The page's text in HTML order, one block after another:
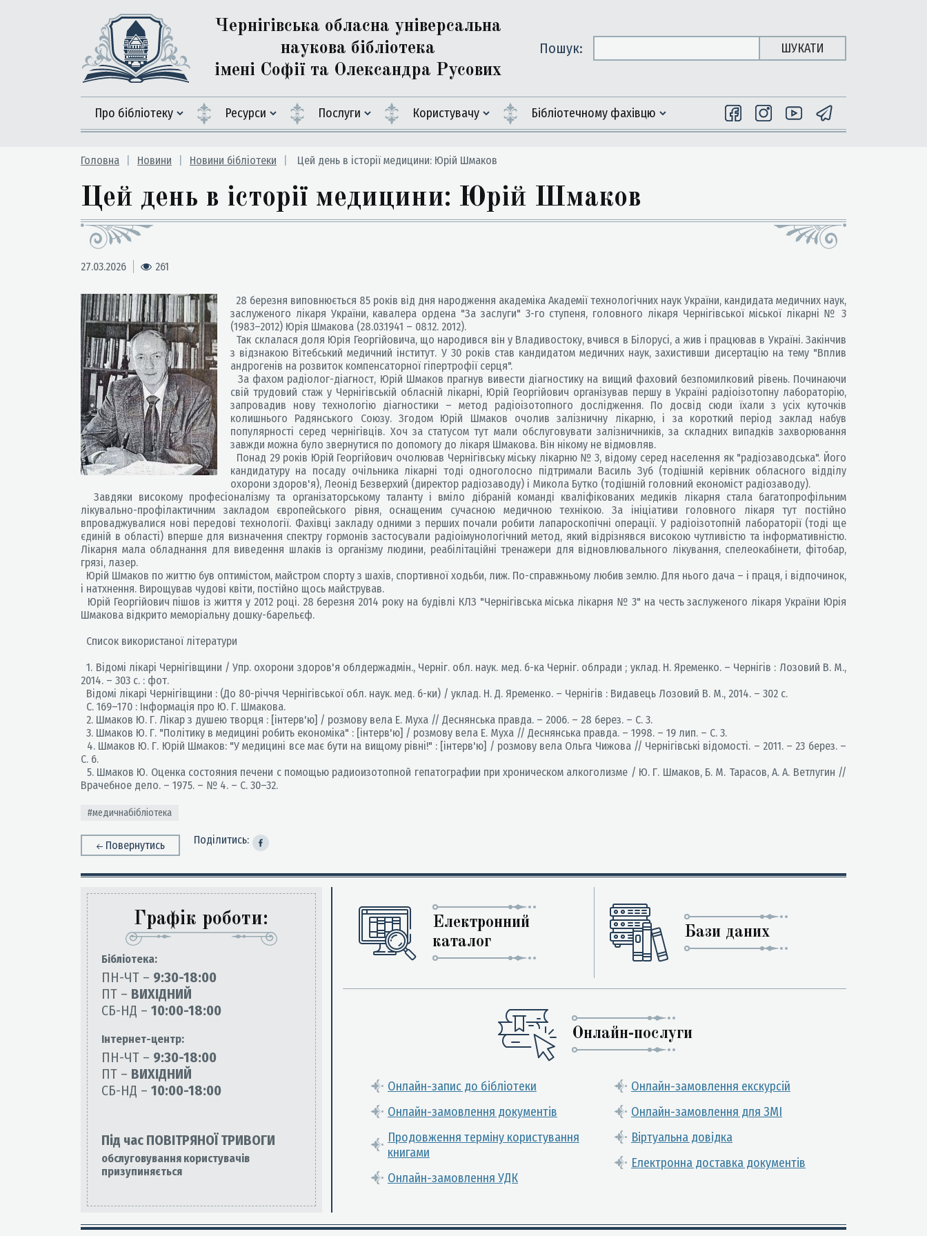
Чернігівська обласна універсальна
наукова бібліотека
імені Софії та Олександра Русових
Пошук: ШУКАТИ
Про бібліотеку Ресурси Послуги Користувачу Бiблiотечному фахiвцю
Головна Новини Новини бібліотеки Цей день в історії медицини: Юрій Шмаков
Цей день в історії медицини: Юрій Шмаков
27.03.2026 261
28 березня виповнюється 85 років від дня народження академіка Академії технологічних наук України, кандидата медичних наук,
заслуженого лікаря України, кавалера ордена "За заслуги" 3-го ступеня, головного лікаря Чернігівської міської лікарні № 3
(1983–2012) Юрія Шмакова (28.03.1941 – 08.12. 2012).
Так склалася доля Юрія Георгійовича, що народився він у Владивостоку, вчився в Білорусі, а жив і працював в Україні. Закінчив
з відзнакою Вітебський медичний інститут. У 30 років став кандидатом медичних наук, захистивши дисертацію на тему "Вплив
андрогенів на розвиток компенсаторної гіпертрофії серця".
За фахом радіолог-діагност, Юрій Шмаков прагнув вивести діагностику на вищий фаховий безпомилковий рівень. Починаючи
свій трудовий стаж у Чернігівській обласній лікарні, Юрій Георгійович організував першу в Україні радіоізотопну лабораторію,
запровадив нову технологію діагностики – метод радіоізотопного дослідження. По досвід сюди їхали з усіх куточків
колишнього Радянського Союзу. Згодом Юрій Шмаков очолив залізничну лікарню, і за короткий період заклад набув
популярності серед чернігівців. Хоч за статусом тут мали обслуговувати залізничників, за складних випадків захворювання
завжди можна було звернутися по допомогу до лікаря Шмакова. Він нікому не відмовляв.
Понад 29 років Юрій Георгійович очолював Чернігівську міську лікарню № 3, відому серед населення як "радіозаводська". Його
кандидатуру на посаду очільника лікарні тоді одноголосно підтримали Василь Зуб (тодішній керівник обласного відділу
охорони здоров'я), Леонід Безверхий (директор радіозаводу) і Микола Бутко (тодішній головний економіст радіозаводу).
Завдяки високому професіоналізму та організаторському таланту і вміло дібраній команді кваліфікованих медиків лікарня стала багатопрофільним
лікувально-профілактичним закладом європейського рівня, оснащеним сучасною медичною технікою. За ініціативи головного лікаря тут постійно
впроваджувалися нові передові технології. Фахівці закладу одними з перших почали робити лапароскопічні операції. У радіоізотопній лабораторії (тоді ще
єдиній в області) вперше для визначення спектру гормонів застосували радіоімунологічний метод, який відрізнявся високою чутливістю та інформативністю.
Лікарня мала обладнання для виведення шлаків із організму людини, реабілітаційні тренажери для відновлювального лікування, спелеокабінети, фітобар,
грязі, лазер.
Юрій Шмаков по життю був оптимістом, майстром спорту з шахів, спортивної ходьби, лиж. По-справжньому любив землю. Для нього дача – і праця, і відпочинок,
і натхнення. Вирощував чудові квіти, постійно щось майстрував.
Юрій Георгійович пішов із життя у 2012 році. 28 березня 2014 року на будівлі КЛЗ "Чернігівська міська лікарня № 3" на честь заслуженого лікаря України Юрія
Шмакова відкрито меморіальну дошку-барельєф.
Список використаної літератури
1. Відомі лікарі Чернігівщини / Упр. охорони здоров'я облдержадмін., Черніг. обл. наук. мед. б-ка Черніг. облради ; уклад. Н. Яременко. – Чернігів : Лозовий В. М.,
2014. – 303 с. : фот.
Відомі лікарі Чернігівщини : (До 80-річчя Чернігівської обл. наук. мед. б-ки) / уклад. Н. Д. Яременко. – Чернігів : Видавець Лозовий В. М., 2014. – 302 с.
С. 169–170 : Інформація про Ю. Г. Шмакова.
2. Шмаков Ю. Г. Лікар з душею творця : [інтерв'ю] / розмову вела Е. Муха // Деснянська правда. – 2006. – 28 берез. – С. 3.
3. Шмаков Ю. Г. "Політику в медицині робить економіка" : [інтерв'ю] / розмову вела Е. Муха // Деснянська правда. – 1998. – 19 лип. – С. 3.
4. Шмаков Ю. Г. Юрій Шмаков: "У медицині все має бути на вищому рівні!" : [інтерв'ю] / розмову вела Ольга Чижова // Чернігівські відомості. – 2011. – 23 берез. –
С. 6.
5. Шмаков Ю. Оценка состояния печени с помощью радиоизотопной гепатографии при хроническом алкоголизме / Ю. Г. Шмаков, Б. М. Тарасов, А. А. Ветлугин //
Врачебное дело. – 1975. – № 4. – С. 30–32.
#медичнабібліотека
Повернутись Поділитись:
Графік роботи:
Бiблiотека:
ПН-ЧТ – 9:30-18:00
ПТ – ВИХІДНИЙ
СБ-НД – 10:00-18:00
Інтернет-центр:
ПН-ЧТ – 9:30-18:00
ПТ – ВИХІДНИЙ
СБ-НД – 10:00-18:00
Під час ПОВІТРЯНОЇ ТРИВОГИ
обслуговування користувачів
призупиняється
Електронний
каталог
Бази даних
Онлайн-послуги
Онлайн-запис до бібліотеки
Онлайн-замовлення документів
Продовження терміну користування
книгами
Онлайн-замовлення УДК
Онлайн-замовлення екскурсій
Онлайн-замовлення для ЗМІ
Віртуальна довідка
Електронна доставка документів